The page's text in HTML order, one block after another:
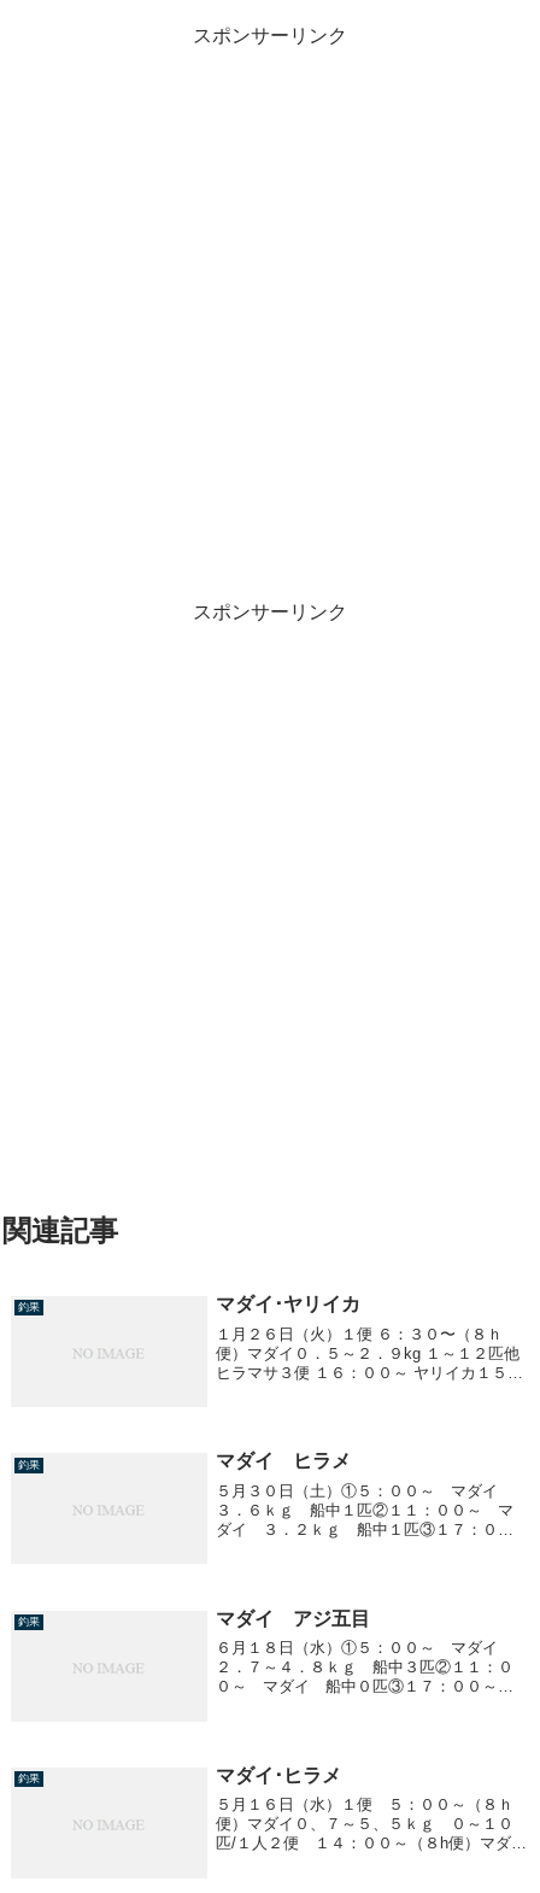
スポンサーリンク
スポンサーリンク
関連記事
釣果 マダイ･ヤリイカ
１月２６日（火）１便 ６：３０〜（８ｈ
便）マダイ０．５～２．９kg １～１２匹他
ヒラマサ３便 １６：００～ ヤリイカ１５～
釣果 マダイ ヒラメ
５月３０日（土）①５：００～ マダイ
３．６ｋｇ 船中１匹②１１：００～ マ
ダイ ３．２ｋｇ 船中１匹③１７：００
釣果 マダイ アジ五目
６月１８日（水）①５：００～ マダイ
２．７～４．８ｋｇ 船中３匹②１１：０
０～ マダイ 船中０匹③１７：００～
釣果 マダイ･ヒラメ
５月１６日（水）１便 ５：００～（８ｈ
便）マダイ０、７～５、５ｋｇ ０～１０
匹/１人２便 １４：００～（８h便）マダ